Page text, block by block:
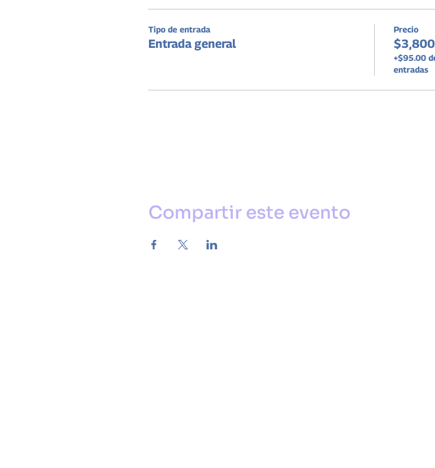
Tipo de entrada
Entrada general
Precio
+$95.00
entradas
Compartir este evento